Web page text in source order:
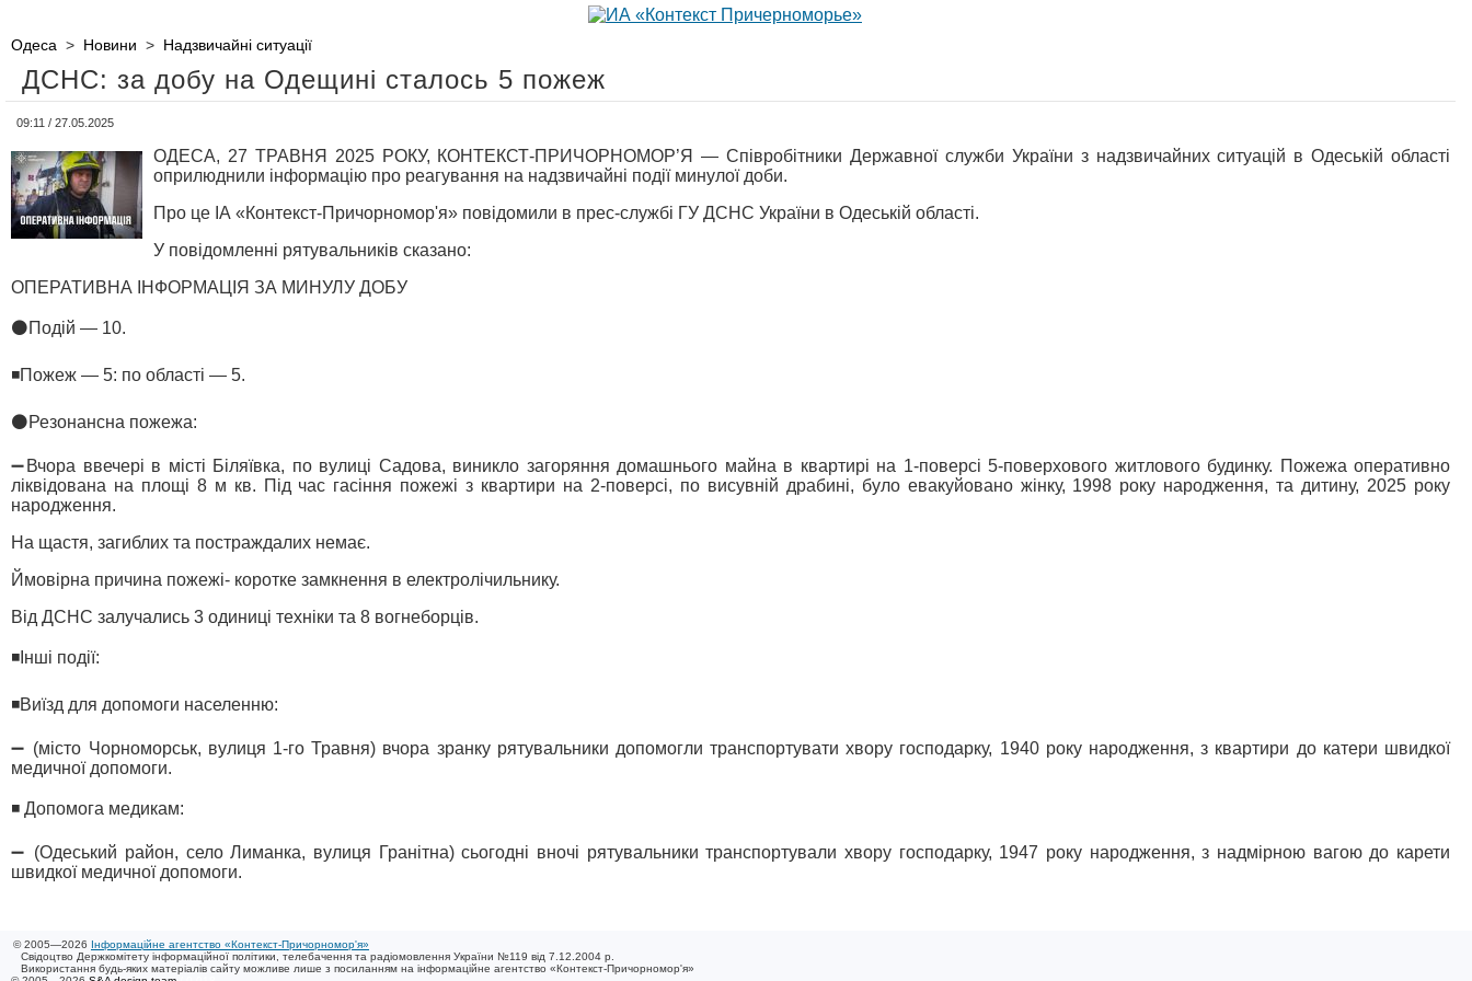
Одеса > Новини > Надзвичайні ситуації
ДСНС: за добу на Одещині сталось 5 пожеж
09:11 / 27.05.2025
ОДЕСА, 27 ТРАВНЯ 2025 РОКУ, КОНТЕКСТ-ПРИЧОРНОМОР’Я — Співробітники Державної служби України з надзвичайних ситуацій в Одеській області
оприлюднили інформацію про реагування на надзвичайні події минулої доби.
Про це ІА «Контекст-Причорномор'я» повідомили в прес-службі ГУ ДСНС України в Одеській області.
У повідомленні рятувальників сказано:
ОПЕРАТИВНА ІНФОРМАЦІЯ ЗА МИНУЛУ ДОБУ
⚫️Подій — 10.
◾️Пожеж — 5: по області — 5.
⚫️Резонансна пожежа:
➖Вчора ввечері в місті Біляївка, по вулиці Садова, виникло загоряння домашнього майна в квартирі на 1-поверсі 5-поверхового житлового будинку. Пожежа оперативно
ліквідована на площі 8 м кв. Під час гасіння пожежі з квартири на 2-поверсі, по висувній драбині, було евакуйовано жінку, 1998 року народження, та дитину, 2025 року
народження.
На щастя, загиблих та постраждалих немає.
Ймовірна причина пожежі- коротке замкнення в електролічильнику.
Від ДСНС залучались 3 одиниці техніки та 8 вогнеборців.
◾️Інші події:
◾️Виїзд для допомоги населенню:
➖ (місто Чорноморськ, вулиця 1-го Травня) вчора зранку рятувальники допомогли транспортувати хвору господарку, 1940 року народження, з квартири до катери швидкої
медичної допомоги.
◾️ Допомога медикам:
➖ (Одеський район, село Лиманка, вулиця Гранітна) сьогодні вночі рятувальники транспортували хвору господарку, 1947 року народження, з надмірною вагою до карети
швидкої медичної допомоги.
© 2005—2026 Інформаційне агентство «Контекст-Причорномор'я»
Свідоцтво Держкомітету інформаційної політики, телебачення та радіомовлення України №119 від 7.12.2004 р.
Використання будь-яких матеріалів сайту можливе лише з посиланням на інформаційне агентство «Контекст-Причорномор'я»